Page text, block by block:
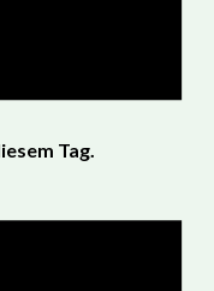
Tag.